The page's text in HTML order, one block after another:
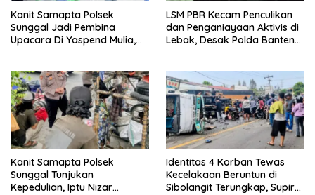
Kanit Samapta Polsek
Sunggal Jadi Pembina
Upacara Di Yaspend Mulia,
Penyalahgunaan Narkoba
LSM PBR Kecam Penculikan
dan Penganiayaan Aktivis di
Lebak, Desak Polda Banten
Kanit Samapta Polsek
Sunggal Tunjukan
Kepedulian, Iptu Nizar
Identitas 4 Korban Tewas
Kecelakaan Beruntun di
Sibolangit Terungkap, Supir